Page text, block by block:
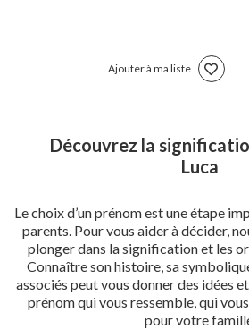
Ajouter à ma liste
Découvrez la
Luca
Le choix d’un prénom est une étape
parents. Pour vous aider à décider,
plonger dans la signification et les
Connaître son histoire, sa
associés peut vous donner des idées
prénom qui vous ressemble, qui
pour votre